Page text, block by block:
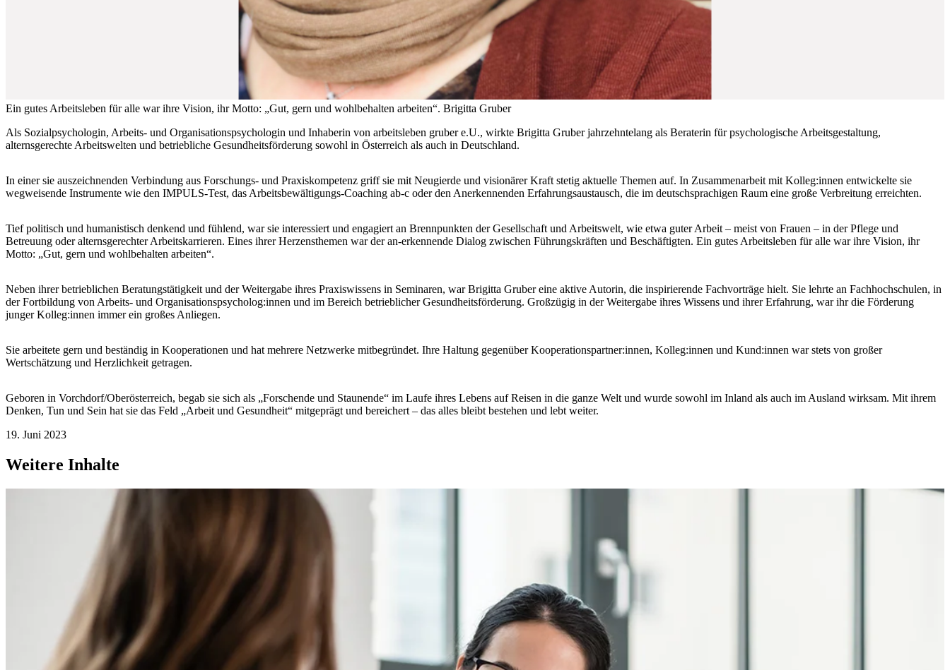
Ein gutes Arbeitsleben für alle war ihre Vision, ihr Motto: „Gut, gern und wohlbehalten arbeiten“. Brigitta Gruber
Als Sozialpsychologin, Arbeits- und Organisationspsychologin und Inhaberin von arbeitsleben gruber e.U., wirkte Brigitta Gruber jahrzehntelang als Beraterin für psychologische Arbeitsgestaltung,
alternsgerechte Arbeitswelten und betriebliche Gesundheitsförderung sowohl in Österreich als auch in Deutschland.
In einer sie auszeichnenden Verbindung aus Forschungs- und Praxiskompetenz griff sie mit Neugierde und visionärer Kraft stetig aktuelle Themen auf. In Zusammenarbeit mit Kolleg:innen entwickelte sie
wegweisende Instrumente wie den IMPULS-Test, das Arbeitsbewältigungs-Coaching ab-c oder den Anerkennenden Erfahrungsaustausch, die im deutschsprachigen Raum eine große Verbreitung erreichten.
Tief politisch und humanistisch denkend und fühlend, war sie interessiert und engagiert an Brennpunkten der Gesellschaft und Arbeitswelt, wie etwa guter Arbeit – meist von Frauen – in der Pflege und
Betreuung oder alternsgerechter Arbeitskarrieren. Eines ihrer Herzensthemen war der an-erkennende Dialog zwischen Führungskräften und Beschäftigten. Ein gutes Arbeitsleben für alle war ihre Vision, ihr
Motto: „Gut, gern und wohlbehalten arbeiten“.
Neben ihrer betrieblichen Beratungstätigkeit und der Weitergabe ihres Praxiswissens in Seminaren, war Brigitta Gruber eine aktive Autorin, die inspirierende Fachvorträge hielt. Sie lehrte an Fachhochschulen, in
der Fortbildung von Arbeits- und Organisationspsycholog:innen und im Bereich betrieblicher Gesundheitsförderung. Großzügig in der Weitergabe ihres Wissens und ihrer Erfahrung, war ihr die Förderung
junger Kolleg:innen immer ein großes Anliegen.
Sie arbeitete gern und beständig in Kooperationen und hat mehrere Netzwerke mitbegründet. Ihre Haltung gegenüber Kooperationspartner:innen, Kolleg:innen und Kund:innen war stets von großer
Wertschätzung und Herzlichkeit getragen.
Geboren in Vorchdorf/Oberösterreich, begab sie sich als „Forschende und Staunende“ im Laufe ihres Lebens auf Reisen in die ganze Welt und wurde sowohl im Inland als auch im Ausland wirksam. Mit ihrem
Denken, Tun und Sein hat sie das Feld „Arbeit und Gesundheit“ mitgeprägt und bereichert – das alles bleibt bestehen und lebt weiter.
19. Juni 2023
Weitere Inhalte